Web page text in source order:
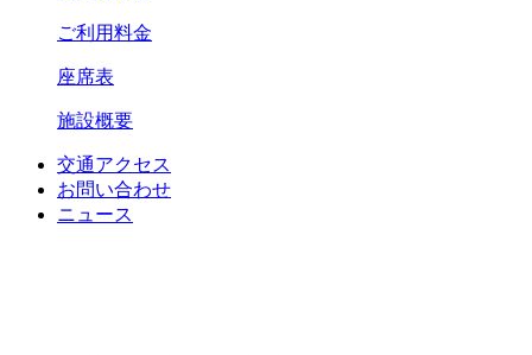
ご利用料金
座席表
施設概要
交通アクセス
お問い合わせ
ニュース